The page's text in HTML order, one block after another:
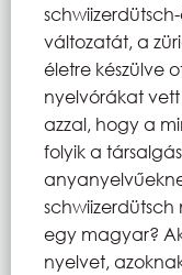
változatát, a
életre készülve
nyelvórákat vett
azzal, hogy a
folyik a
schwiizerdütsch
egy magyar?
nyelvet,